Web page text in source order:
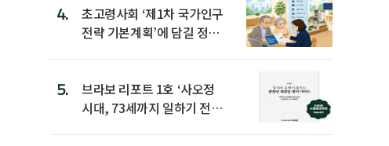
4.
초고령사회 ‘제1차 국가인구
전략 기본계획’에 담길 정책
5.
브라보 리포트 1호 ‘사오정
시대, 73세까지 일하기 전략’